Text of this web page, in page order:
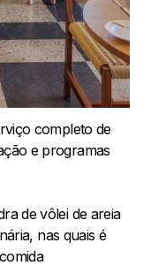
completo de
e programas
de vôlei de areia
nas quais é